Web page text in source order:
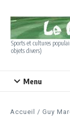
Sports et cultures
objets divers)
Menu
Accueil / Guy